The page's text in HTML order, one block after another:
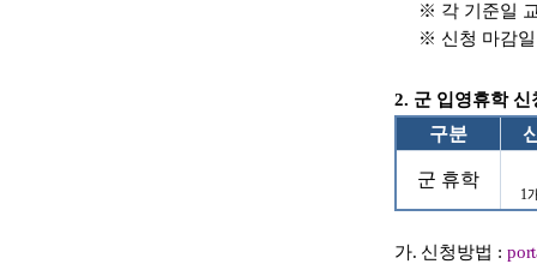
※ 각 기준일
※ 신청 마감
2. 군 입영휴학 신
구분
군 휴학
1
가. 신청방법 :